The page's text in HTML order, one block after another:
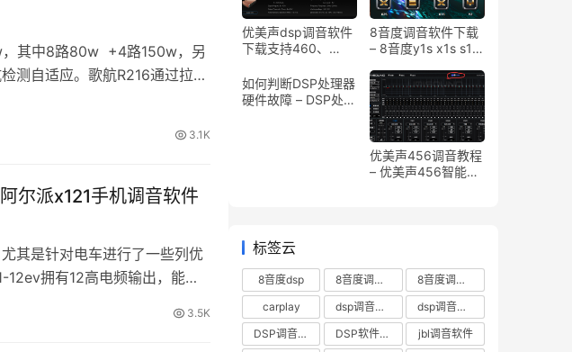
，其中8路80w +4路150w，另
测自适应。歌航R216通过拉延
3.1K
尔派x121手机调音软件
其是针对电车进行了一些列优
拥有12高电频输出，能够
3.5K
优美声dsp调音软件
下载支持460、
4100、608、
408、6120
8音度调音软件下载
– 8音度y1s x1s s1
h680s h812s调音软
件集合版
如何判断DSP处理器
硬件故障 – DSP处理
优美声456调音教程
– 优美声456智能
标签云
8音度dsp 8音度调音软件
8音度调音软件下载
carplay
dsp调音数据
dsp调音软件
DSP调音软件下载
DSP软件下载
jbl调音软件